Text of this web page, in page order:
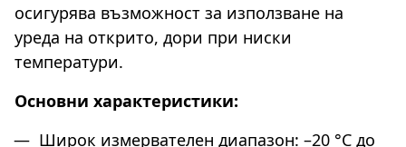
осигурява възможност за използване на
уреда на открито, дори при ниски
температури.
Основни характеристики:
Широк измервателен диапазон: –20 °C до